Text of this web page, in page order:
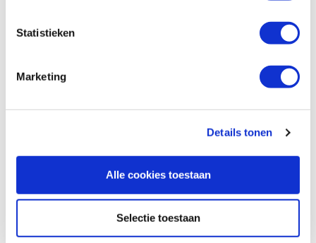
Statistieken
Marketing
Details tonen
Alle cookies toestaan
Selectie toestaan
PB priem met ronde punt 0,5 t/m 4 mm
Auf Lager
Vergleich
PB priem met ronde punt 1 t/m 7 mm